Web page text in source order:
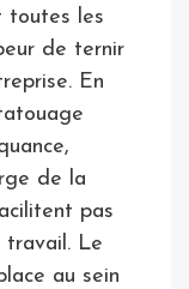
toutes les
de ternir
En
de la
pas
travail. Le
au sein